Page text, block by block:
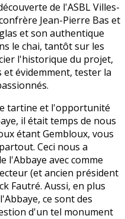
de l'ASBL Villes-
Jean-Pierre Bas et
et son authentique
le chai, tantôt sur les
l'historique du projet,
et évidemment, tester la
tartine et l'opportunité
il était temps de nous
étant Gembloux, vous
Ceci nous a
l'Abbaye avec comme
(et ancien président
Fautré. Aussi, en plus
ce sont des
d'un tel monument